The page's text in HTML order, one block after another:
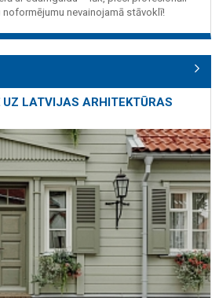
nevainojamā stāvoklī!
UZ LATVIJAS ARHITEKTŪRAS